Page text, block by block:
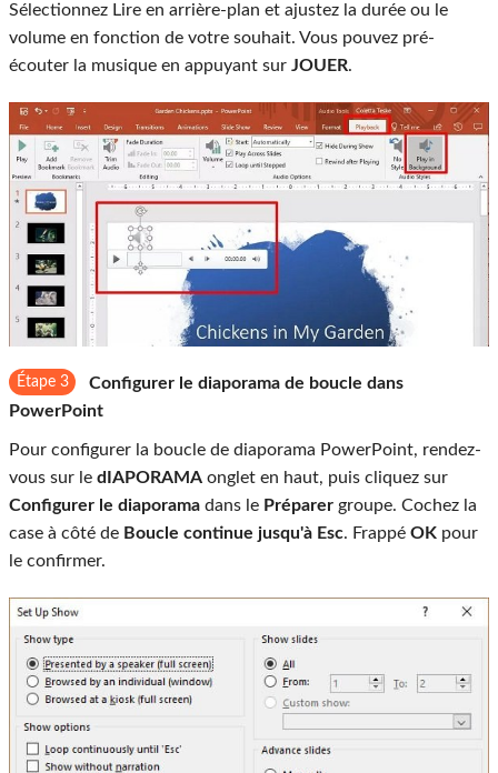
Sélectionnez Lire en arrière-plan et ajustez la durée ou le
volume en fonction de votre souhait. Vous pouvez pré-
écouter la musique en appuyant sur JOUER.
Étape 3
Configurer le diaporama de boucle dans
PowerPoint
Pour configurer la boucle de diaporama PowerPoint, rendez-
vous sur le dIAPORAMA onglet en haut, puis cliquez sur
Configurer le diaporama dans le Préparer groupe. Cochez la
case à côté de Boucle continue jusqu'à Esc. Frappé OK pour
le confirmer.